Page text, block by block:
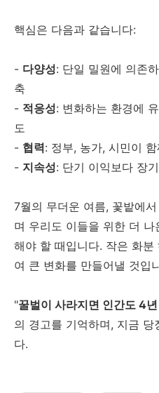
핵심은 다음과 같습니다:
- 다양성: 단일 밀원에 의존
축
- 적응성: 변화하는 환경에
도
- 협력: 정부, 농가, 시민이
- 지속성: 단기 이익보다 장
7월의 무더운 여름, 꽃밭에
며 우리도 이들을 위한 더
해야 할 때입니다. 작은 화
여 큰 변화를 만들어낼 것입
"꿀벌이 사라지면 인간도 4
의 경고를 기억하며, 지금
다.